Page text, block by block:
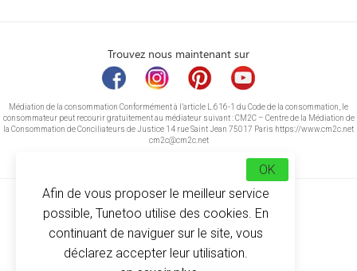
Trouvez nous maintenant sur
Médiation de la consommation Conformément à l’article L.616-1 du Code de la consommation, le
consommateur peut recourir gratuitement au médiateur suivant : CM2C – Centre de la Médiation de
la Consommation de Conciliateurs de Justice 14 rue Saint Jean 75017 Paris https://www.cm2c.net
cm2c@cm2c.net
© Copyright 2026 -Tunetoo
Afin de vous proposer le meilleur service
possible, Tunetoo utilise des cookies. En
continuant de naviguer sur le site, vous
déclarez accepter leur utilisation.
OK